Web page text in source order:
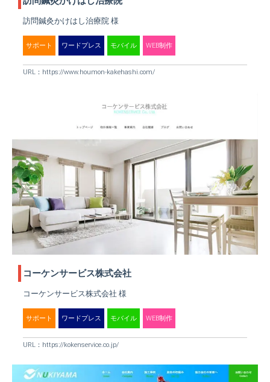
訪問鍼灸かけはし治療院 様
サポート ワードプレス モバイル WEB制作
URL： https://www.houmon-kakehashi.com/
コーケンサービス株式会社
コーケンサービス株式会社 様
サポート ワードプレス モバイル WEB制作
URL： https://kokenservice.co.jp/